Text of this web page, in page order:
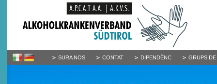
SURA NOS CONTAT DIPENDËNC GRUPS